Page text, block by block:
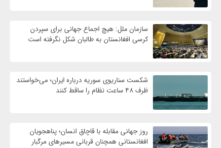
سازمان ملل: هیچ اجماع جهانی برای سپردن
کرسی افغانستان به طالبان شکل نگرفته است
شکست سناریوی سوریه درباره ایران؛ می‌خواستند
ظرف ۴۸ ساعت نظام را ساقط کنند
روز جهانی مقابله با قاچاق انسان؛ پناهجویان
افغانستانی همچنان قربانی مسیرهای مرگبار